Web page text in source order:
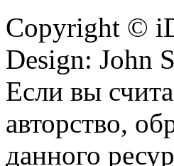
Copyright ©
Design: John
Если вы
авторство,
данного